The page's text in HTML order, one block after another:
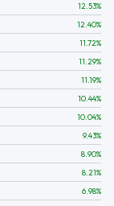
12.53%
12.40%
11.72%
11.29%
11.19%
10.44%
10.04%
9.43%
8.90%
8.21%
6.98%